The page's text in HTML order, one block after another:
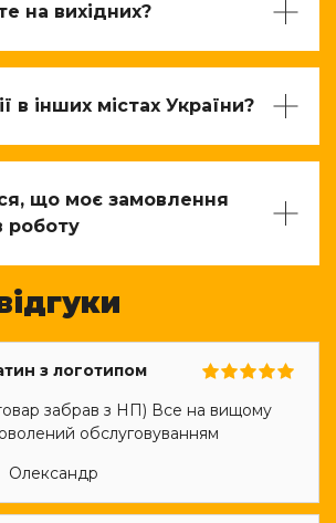
на вихідних?
в інших містах України?
що моє замовлення
роботу
з логотипом
забрав з НП) Все на вищому
обслуговуванням
Олександр